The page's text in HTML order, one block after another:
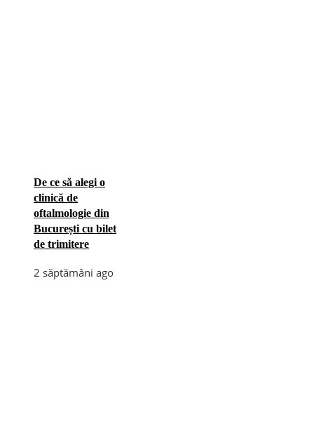
De ce să alegi o
clinică de
oftalmologie din
București cu bilet
de trimitere
2 săptămâni ago